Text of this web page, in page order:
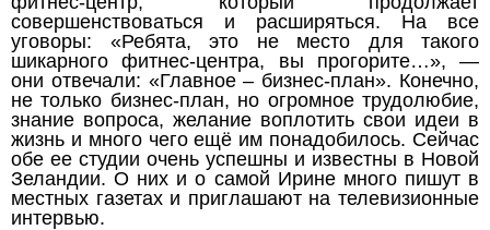
совершенствоваться и расширяться. На все
уговоры: «Ребята, это не место для такого
шикарного фитнес-центра, вы прогорите…», —
они отвечали: «Главное – бизнес-план». Конечно,
не только бизнес-план, но огромное трудолюбие,
знание вопроса, желание воплотить свои идеи в
жизнь и много чего ещё им понадобилось. Сейчас
обе ее студии очень успешны и известны в Новой
Зеландии. О них и о самой Ирине много пишут в
местных газетах и приглашают на телевизионные
интервью.